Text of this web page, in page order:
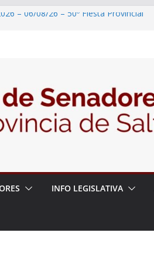
– 06/08/26 – 50º Fiesta Provincial
del Dr. Víctor Alfredo Frías
– 06/08/26 – 82° Edición de la Expo
– 06/08/26 – “Historia y memoria
del pueblo Kolla en el municipio de
INFO LEGISLATIVA